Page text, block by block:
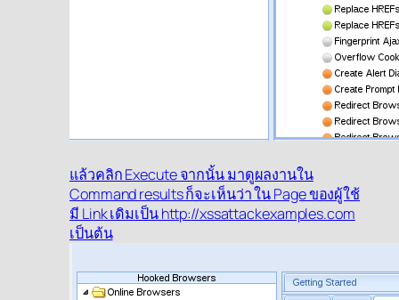
แล้วคลิก Execute จากนั้น มาดูผลงานใน
Command results ก็จะเห็นว่า ใน Page ของผู้ใช้
มี Link เดิมเป็น http://xssattackexamples.com
เป็นต้น